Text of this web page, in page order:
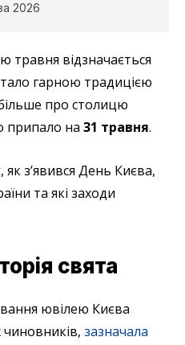
2026
відзначається
гарною традицією
про столицю
припало на 31 травня.
як з’явився День Києва,
та які заходи
свята
ювілею Києва
чиновників, зазначала